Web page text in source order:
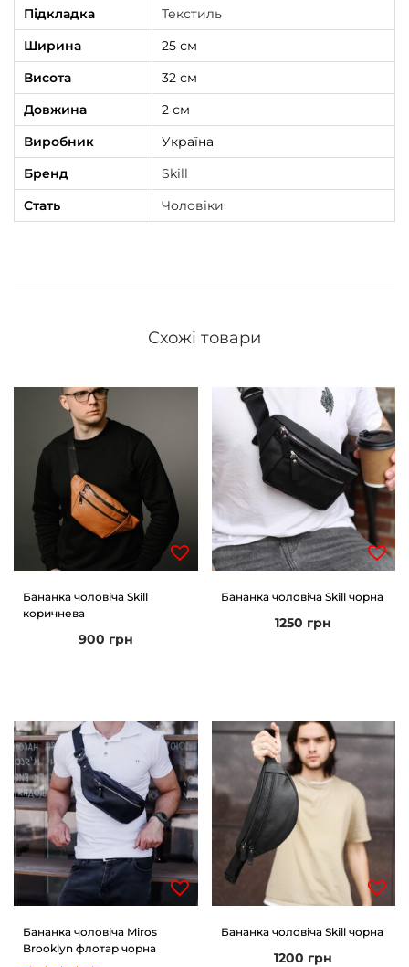
а
к
і
л
ь
к
і
с
т
Підкладка
Текстиль
Ширина
25 см
Висота
32 см
Довжина
2 см
Виробник
Україна
Бренд
Skill
Стать
Чоловіки
Схожі товари
Бананка чоловіча Skill
коричнева
900 грн
Бананка чоловіча Skill чорна
1250 грн
Бананка чоловіча Miros
Brooklyn флотар чорна
Бананка чоловіча Skill чорна
1200 грн